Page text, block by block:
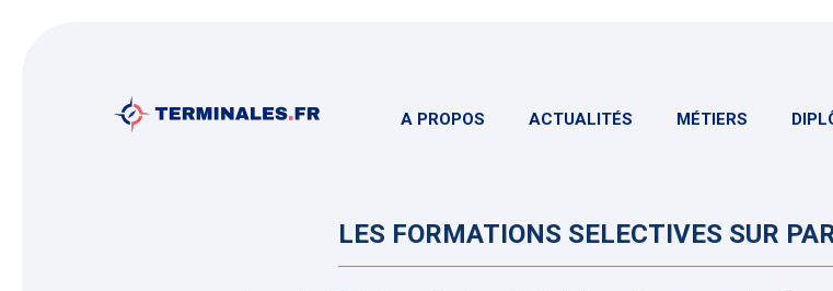
A PROPOS ACTUALITÉS MÉTIERS
LES FORMATIONS SELECTIVES SUR